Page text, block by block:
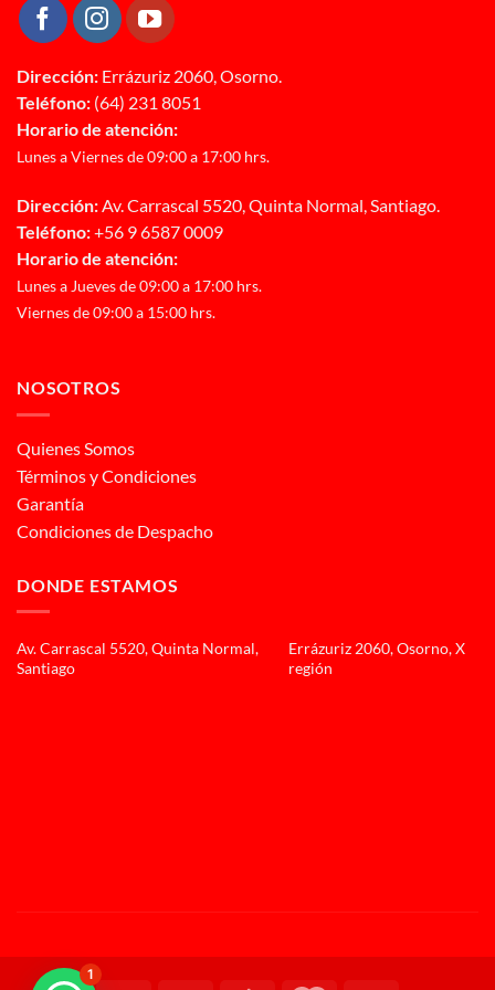
Dirección: Errázuriz 2060, Osorno.
Teléfono: (64) 231 8051
Horario de atención:
Lunes a Viernes de 09:00 a 17:00 hrs.
Dirección: Av. Carrascal 5520, Quinta Normal, Santiago.
Teléfono:+56 9 6587 0009
Horario de atención:
Lunes a Jueves de 09:00 a 17:00 hrs.
Viernes de 09:00 a 15:00 hrs.
NOSOTROS
Quienes Somos
Términos y Condiciones
Garantía
Condiciones de Despacho
DONDE ESTAMOS
Av. Carrascal 5520, Quinta Normal,
Santiago
Errázuriz 2060, Osorno, X
región
1